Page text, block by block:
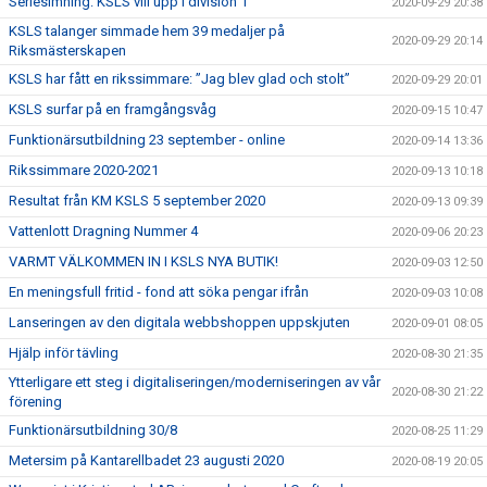
KSLS talanger simmade hem 39 medaljer på
Riksmästerskapen
2020-09-29 20:14
KSLS har fått en rikssimmare: ”Jag blev glad och stolt” 2020-09-29 20:01
KSLS surfar på en framgångsvåg 2020-09-15 10:47
Funktionärsutbildning 23 september - online 2020-09-14 13:36
Rikssimmare 2020-2021 2020-09-13 10:18
Resultat från KM KSLS 5 september 2020 2020-09-13 09:39
Vattenlott Dragning Nummer 4 2020-09-06 20:23
VARMT VÄLKOMMEN IN I KSLS NYA BUTIK! 2020-09-03 12:50
En meningsfull fritid - fond att söka pengar ifrån 2020-09-03 10:08
Lanseringen av den digitala webbshoppen uppskjuten 2020-09-01 08:05
Hjälp inför tävling 2020-08-30 21:35
Ytterligare ett steg i digitaliseringen/moderniseringen av vår
förening
2020-08-30 21:22
Funktionärsutbildning 30/8 2020-08-25 11:29
Metersim på Kantarellbadet 23 augusti 2020 2020-08-19 20:05